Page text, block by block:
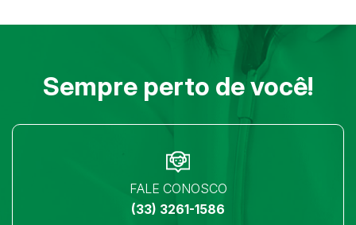
Sempre perto de você!
FALE CONOSCO
(33) 3261-1586